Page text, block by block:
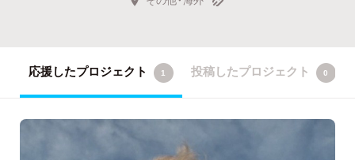
応援したプロジェクト 1 投稿したプロジェクト 0